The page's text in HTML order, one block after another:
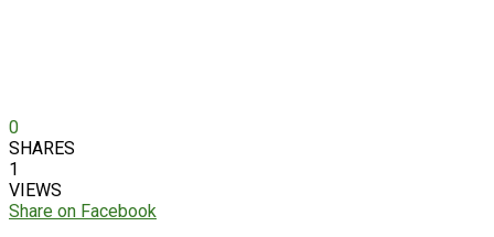
0
SHARES
1
VIEWS
Share on Facebook